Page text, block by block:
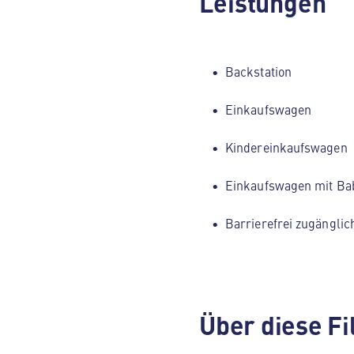
Backstation
Einkaufswagen
Kindereinkaufswagen
Einkaufswagen mit
Barrierefrei
Über diese